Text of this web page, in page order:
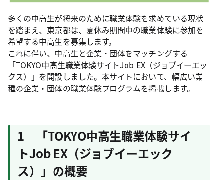
多くの中高生が将来のために職業体験を求めている現状
を踏まえ、東京都は、夏休み期間中の職業体験に参加を
希望する中高生を募集します。
これに伴い、中高生と企業・団体をマッチングする
「TOKYO中高生職業体験サイトJob EX（ジョブイーエッ
クス）」を開設しました。本サイトにおいて、幅広い業
種の企業・団体の職業体験プログラムを掲載します。
1 「TOKYO中高生職業体験サイ
トJob EX（ジョブイーエック
ス）」の概要